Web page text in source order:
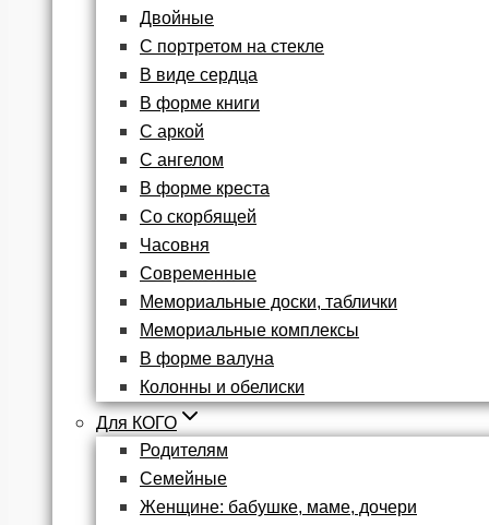
Двойные
С портретом на стекле
В виде сердца
В форме книги
С аркой
С ангелом
В форме креста
Со скорбящей
Часовня
Современные
Мемориальные доски, таблички
Мемориальные комплексы
В форме валуна
Колонны и обелиски
Для КОГО
Родителям
Семейные
Женщине: бабушке, маме, дочери